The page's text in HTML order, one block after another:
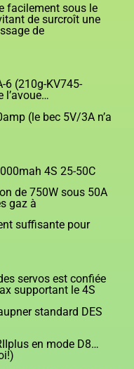
facilement sous le
de surcroît une
de
6 (210g-KV745-
l’avoue…
(le bec 5V/3A n’a
4S 25-50C
de 750W sous 50A
gaz à
suffisante pour
servos est confiée
supportant le 4S
standard DES
en mode D8…